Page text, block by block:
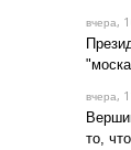
вчера,
вчера,
то,